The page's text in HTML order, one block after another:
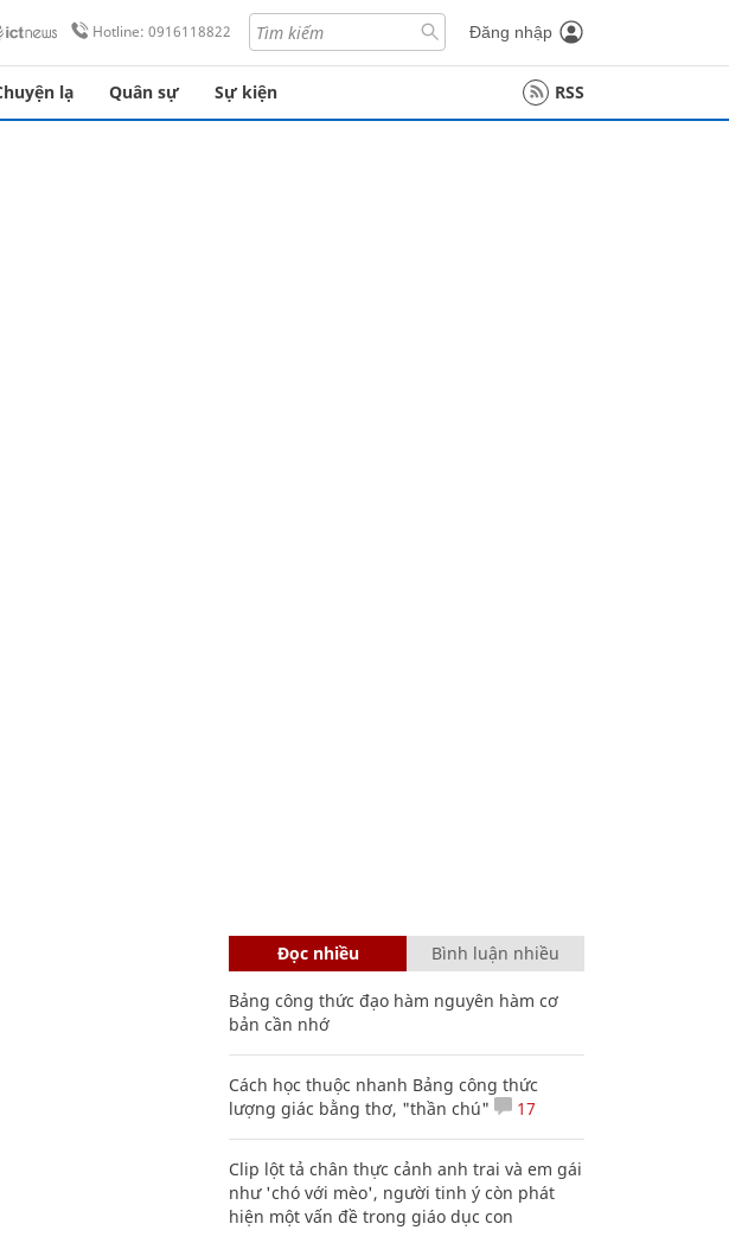
Hotline: 0916118822 Đăng nhập
lạ Quân sự Sự kiện RSS
Đọc nhiều Bình luận nhiều
Bảng công thức đạo hàm nguyên hàm cơ
bản cần nhớ
Cách học thuộc nhanh Bảng công thức
lượng giác bằng thơ, "thần chú"
17
Clip lột tả chân thực cảnh anh trai và em gái
như 'chó với mèo', người tinh ý còn phát
hiện một vấn đề trong giáo dục con